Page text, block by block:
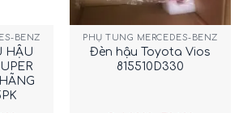
BENZ
HẬU
PHỤ TÙNG MERCEDES-BENZ
Đèn hậu Toyota Vios
815510D330